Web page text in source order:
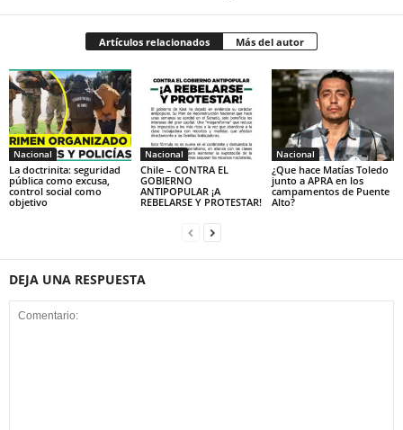
Artículos relacionados Más del autor
Nacional
La doctrinita: seguridad
pública como excusa,
control social como
objetivo
Nacional
Chile – CONTRA EL
GOBIERNO
ANTIPOPULAR ¡A
REBELARSE Y PROTESTAR!
Nacional
¿Que hace Matías Toledo
junto a APRA en los
campamentos de Puente
Alto?
DEJA UNA RESPUESTA